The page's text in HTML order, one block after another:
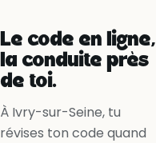
Le code en ligne,
la conduite près
de toi.
À Ivry-sur-Seine, tu
révises ton code quand